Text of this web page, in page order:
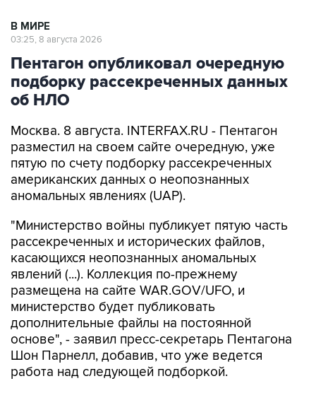
В МИРЕ
03:25, 8 августа 2026
Пентагон опубликовал очередную
подборку рассекреченных данных
об НЛО
Москва. 8 августа. INTERFAX.RU - Пентагон
разместил на своем сайте очередную, уже
пятую по счету подборку рассекреченных
американских данных о неопознанных
аномальных явлениях (UAP).
"Министерство войны публикует пятую часть
рассекреченных и исторических файлов,
касающихся неопознанных аномальных
явлений (...). Коллекция по-прежнему
размещена на сайте WAR.GOV/UFO, и
министерство будет публиковать
дополнительные файлы на постоянной
основе", - заявил пресс-секретарь Пентагона
Шон Парнелл, добавив, что уже ведется
работа над следующей подборкой.